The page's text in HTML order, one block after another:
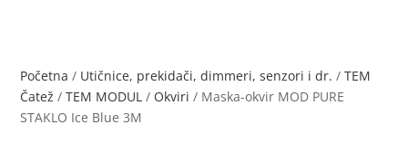
Početna / Utičnice, prekidači, dimmeri, senzori i dr. /TEM
Čatež /TEM MODUL / Okviri / Maska-okvir MOD PURE
STAKLO Ice Blue 3M